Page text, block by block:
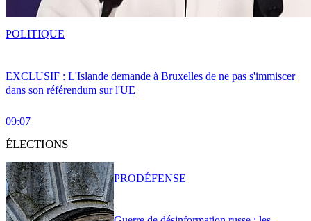
EXCLUSIF : L'Islande demande à Bruxelles de ne pas s'immiscer
dans son référendum sur l'UE
09:07
POLITIQUE
ÉLECTIONS
PRODÉFENSE